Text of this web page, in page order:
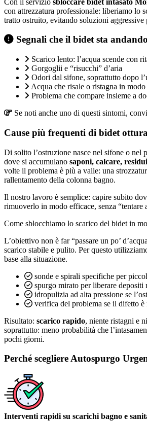
con attrezzatura professionale: liberiamo lo
tratto ostruito, evitando soluzioni
Segnali che il bidet sta
Scarico lento: l’acqua scende con
Gorgoglii e “risucchi” d’aria
Odori dal sifone, soprattutto dopo
Acqua che risale o ristagna in
Problema che compare insieme a
Se noti anche uno di questi sintomi,
Cause più frequenti di bidet
Di solito l’ostruzione nasce nel sifone o nel
dove si accumulano saponi, calcare,
volte il problema è più a valle: una
rallentamento della colonna bagno.
Il nostro lavoro è semplice: capire subito
rimuoverlo in modo efficace, senza “tentare
Come sblocchiamo lo scarico del bidet in
L’obiettivo non è far “passare un po’
scarico stabile e pulito. Per questo
base alla situazione.
sonde e spirali specifiche per
spurgo mirato per liberare depositi
idropulizia ad alta pressione se
verifica del problema se il difetto è
Risultato: scarico rapido, niente ristagni e
soprattutto: meno probabilità che
pochi giorni.
Perché scegliere Autospurgo
Interventi rapidi su scarichi bagno e